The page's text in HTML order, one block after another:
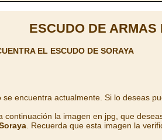
ESCUDO DE ARMAS
EL ESCUDO DE SORAYA
se encuentra actualmente. Si lo deseas
continuación la imagen en jpg, que
. Recuerda que esta imagen la